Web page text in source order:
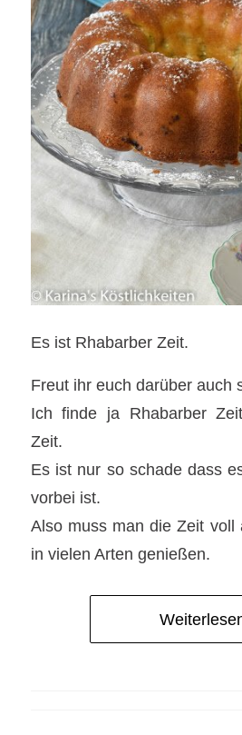
Es ist Rhabarber Zeit.
Freut ihr euch darüber auch
Ich finde ja Rhabarber
Zeit.
Es ist nur so schade dass
vorbei ist.
Also muss man die Zeit voll
in vielen Arten genießen.